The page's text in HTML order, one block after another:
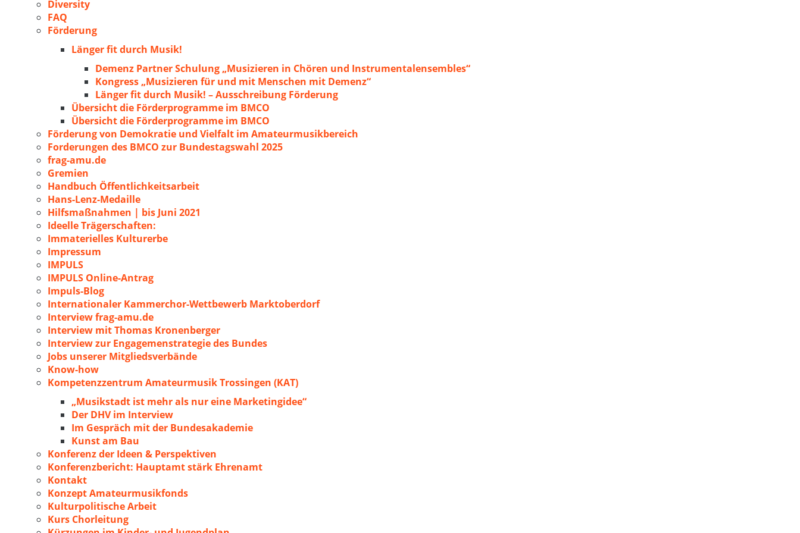
Diversity
FAQ
Förderung
Länger fit durch Musik!
Demenz Partner Schulung „Musizieren in Chören und Instrumentalensembles“
Kongress „Musizieren für und mit Menschen mit Demenz“
Länger fit durch Musik! – Ausschreibung Förderung
Übersicht die Förderprogramme im BMCO
Übersicht die Förderprogramme im BMCO
Förderung von Demokratie und Vielfalt im Amateurmusikbereich
Forderungen des BMCO zur Bundestagswahl 2025
frag-amu.de
Gremien
Handbuch Öffentlichkeitsarbeit
Hans-Lenz-Medaille
Hilfsmaßnahmen | bis Juni 2021
Ideelle Trägerschaften:
Immaterielles Kulturerbe
Impressum
IMPULS
IMPULS Online-Antrag
Impuls-Blog
Internationaler Kammerchor-Wettbewerb Marktoberdorf
Interview frag-amu.de
Interview mit Thomas Kronenberger
Interview zur Engagemenstrategie des Bundes
Jobs unserer Mitgliedsverbände
Know-how
Kompetenzzentrum Amateurmusik Trossingen (KAT)
„Musikstadt ist mehr als nur eine Marketingidee“
Der DHV im Interview
Im Gespräch mit der Bundesakademie
Kunst am Bau
Konferenz der Ideen & Perspektiven
Konferenzbericht: Hauptamt stärk Ehrenamt
Kontakt
Konzept Amateurmusikfonds
Kulturpolitische Arbeit
Kurs Chorleitung